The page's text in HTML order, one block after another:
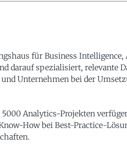
für Business Intelligence,
darauf spezialisiert, relevante
Unternehmen bei der
Analytics-Projekten
How bei Best-Practice-